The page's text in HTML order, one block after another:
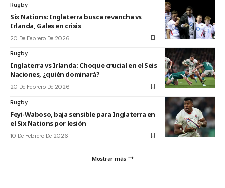
Rugby
Six Nations: Inglaterra busca revancha vs
Irlanda, Gales en crisis
20 De Febrero De 2026
Rugby
Inglaterra vs Irlanda: Choque crucial en el Seis
Naciones, ¿quién dominará?
20 De Febrero De 2026
Rugby
Feyi-Waboso, baja sensible para Inglaterra en
el Six Nations por lesión
10 De Febrero De 2026
Mostrar más